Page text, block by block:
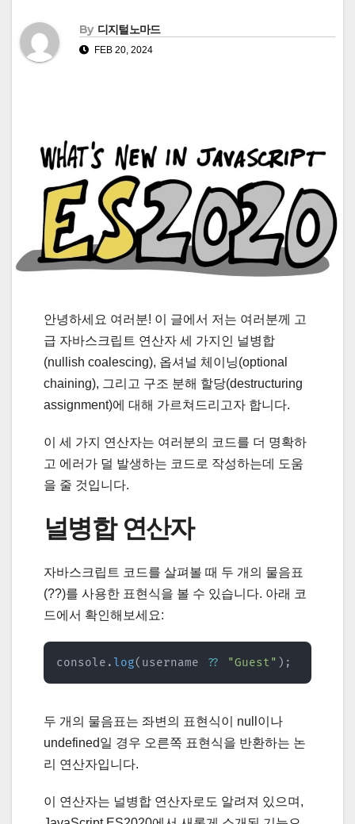
By 디지털노마드
FEB 20, 2024
안녕하세요 여러분! 이 글에서 저는 여러분께 고
급 자바스크립트 연산자 세 가지인 널병합
(nullish coalescing), 옵셔널 체이닝(optional
chaining), 그리고 구조 분해 할당(destructuring
assignment)에 대해 가르쳐드리고자 합니다.
이 세 가지 연산자는 여러분의 코드를 더 명확하
고 에러가 덜 발생하는 코드로 작성하는데 도움
을 줄 것입니다.
널병합 연산자
자바스크립트 코드를 살펴볼 때 두 개의 물음표
(??)를 사용한 표현식을 볼 수 있습니다. 아래 코
드에서 확인해보세요:
console .log( username ?? "Guest" ) ;
두 개의 물음표는 좌변의 표현식이 null이나
undefined일 경우 오른쪽 표현식을 반환하는 논
리 연산자입니다.
이 연산자는 널병합 연산자로도 알려져 있으며,